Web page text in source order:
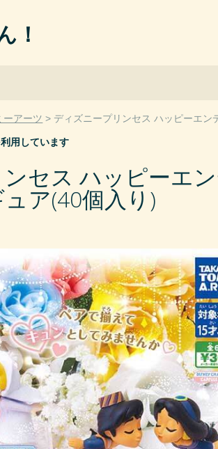
！
ーアーツ ディズニープリンセス ハッピーエ
用しています
セス ハッピーエ
ア(40個入り)